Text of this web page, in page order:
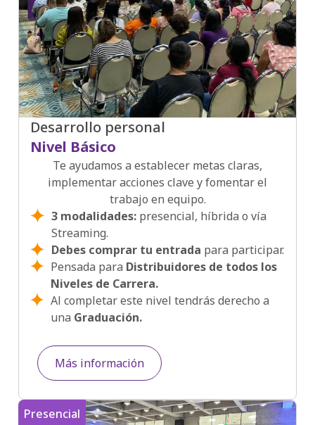
Desarrollo personal
Nivel Básico
Te ayudamos a establecer metas claras,
implementar acciones clave y fomentar el
trabajo en equipo.
3 modalidades: presencial, híbrida o vía
Streaming.
Debes comprar tu entrada para participar.
Pensada para Distribuidores de todos los
Niveles de Carrera.
Al completar este nivel tendrás derecho a
una Graduación.
Más información
Presencial